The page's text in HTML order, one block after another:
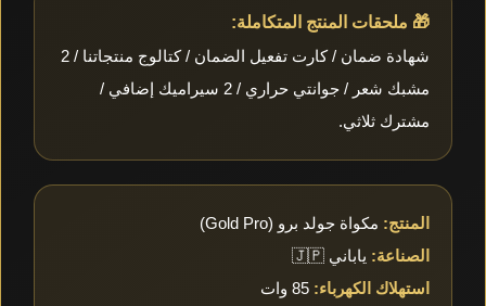
🎁 ملحقات المنتج المتكاملة:
شهادة ضمان / كارت تفعيل الضمان / كتالوج منتجاتنا / 2
مشبك شعر / جوانتي حراري / 2 سيراميك إضافي /
مشترك ثلاثي.
المنتج: مكواة جولد برو (Gold Pro)
الصناعة: ياباني 🇯🇵
استهلاك الكهرباء: